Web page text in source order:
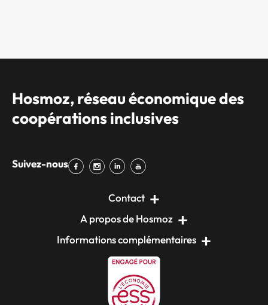
Hosmoz, réseau économique des
coopérations inclusives
Suivez-nous
Contact
A propos de Hosmoz
Informations complémentaires